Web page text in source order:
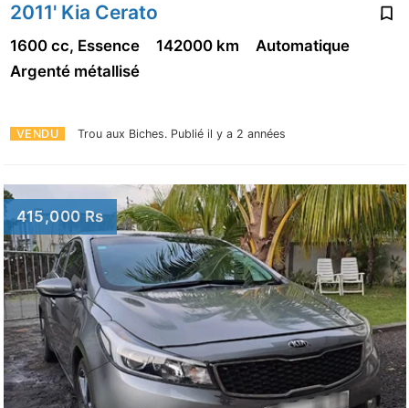
2011' Kia Cerato
VENDU Trou aux Biches. Publié il y a 2 années
1600 cc, Essence 142000 km
Automatique
Argenté métallisé
415,000 Rs